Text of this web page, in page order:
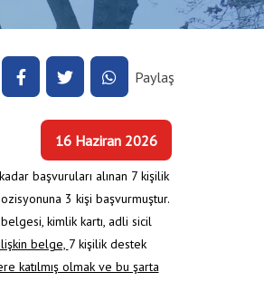
Paylaş
16 Haziran 2026
başvuruları alınan 7 kişilik
3 kişi başvurmuştur.
kimlik kartı, adli sicil
belge, 7 kişilik destek
katılmış olmak ve bu şarta